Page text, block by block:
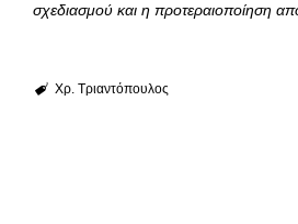
σχεδιασμού και η προτεραιοποίηση
Χρ. Τριαντόπουλος